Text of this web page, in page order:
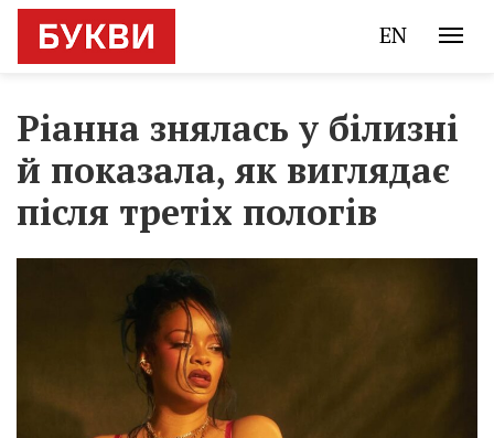
EN
Ріанна знялась у білизні
й показала, як виглядає
після третіх пологів